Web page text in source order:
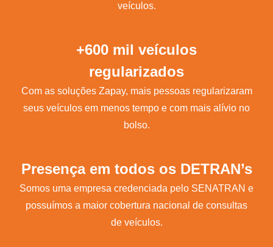
veículos.
+600 mil veículos
regularizados
Com as soluções Zapay, mais pessoas regularizaram
seus veículos em menos tempo e com mais alívio no
bolso.
Presença em todos os DETRAN’s
Somos uma empresa credenciada pelo SENATRAN e
possuímos a maior cobertura nacional de consultas
de veículos.